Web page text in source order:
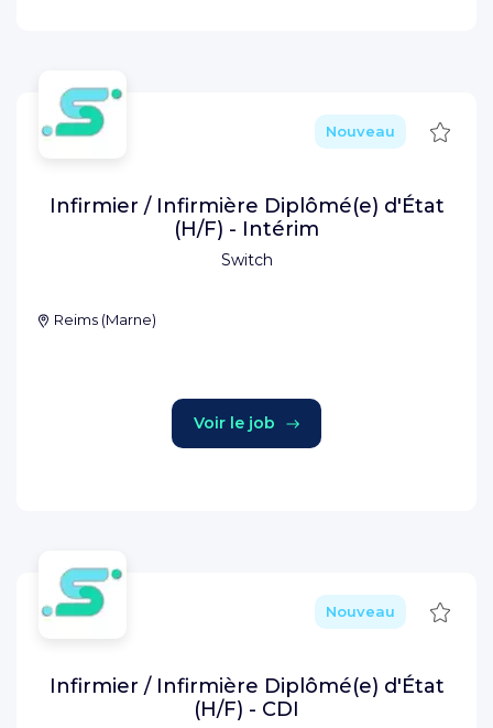
Switch
Nouveau
Infirmier / Infirmière Diplômé(e) d'État
(H/F) - Intérim
Reims (Marne)
Voir le job
Nouveau
Infirmier / Infirmière Diplômé(e) d'État
(H/F) - CDI